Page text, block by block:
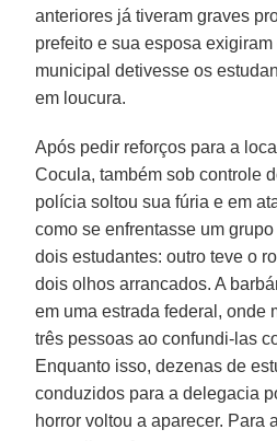
anteriores já tiveram graves
prefeito e sua esposa
municipal detivesse os
em loucura.
Após pedir reforços para a
Cocula, também sob controle
polícia soltou sua fúria e em
como se enfrentasse um
dois estudantes: outro teve o
dois olhos arrancados. A
em uma estrada federal, onde
três pessoas ao confundi-las
Enquanto isso, dezenas de
conduzidos para a delegacia
horror voltou a aparecer. Para